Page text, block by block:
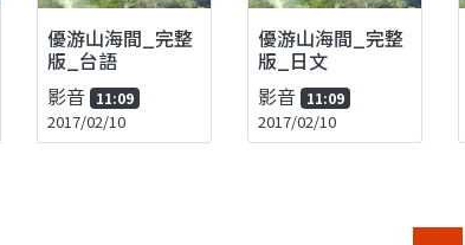
優游山海間_完整
版_台語
影音 11:09
2017/02/10
優游山海間_完整
版_日文
影音 11:09
2017/02/10